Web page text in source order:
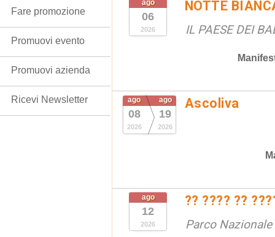
ago
06
2026
NOTTE
IL PAESE DEI
ago
08
2026
ago
19
2026
Ascoliva
ago
12
2026
?? ???? ??
Parco
Fare promozione
Promuovi evento
Promuovi azienda
Ricevi Newsletter